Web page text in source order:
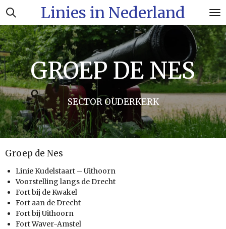
Ga
direct
naar
de
hoofdinhoud
Linies in Nederland
GROEP DE NES
SECTOR OUDERKERK
Groep de Nes
Linie Kudelstaart – Uithoorn
Voorstelling langs de Drecht
Fort bij de Kwakel
Fort aan de Drecht
Fort bij Uithoorn
Fort Waver-Amstel